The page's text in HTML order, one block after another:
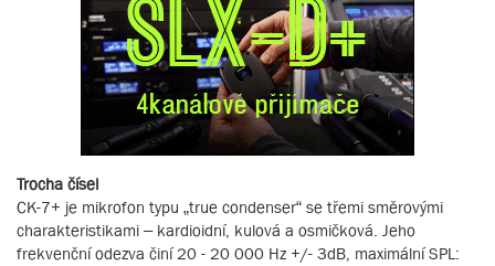
Trocha čísel
CK-7+ je mikrofon typu „true condenser“ se třemi směrovými
charakteristikami – kardioidní, kulová a osmičková. Jeho
frekvenční odezva činí 20 - 20 000 Hz +/- 3dB, maximální SPL: